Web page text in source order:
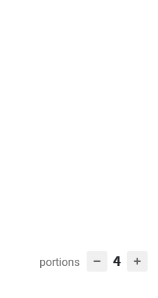
portions 4